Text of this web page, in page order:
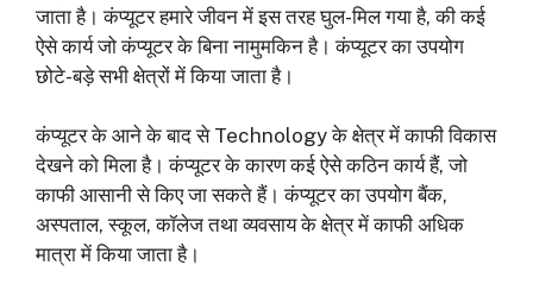
जाता है। कंप्यूटर हमारे जीवन में इस तरह घुल-मिल गया है, की कई
ऐसे कार्य जो कंप्यूटर के बिना नामुमकिन है। कंप्यूटर का उपयोग
छोटे-बड़े सभी क्षेत्रों में किया जाता है।
कंप्यूटर के आने के बाद से Technology के क्षेत्र में काफी विकास
देखने को मिला है। कंप्यूटर के कारण कई ऐसे कठिन कार्य हैं, जो
काफी आसानी से किए जा सकते हैं। कंप्यूटर का उपयोग बैंक,
अस्पताल, स्कूल, कॉलेज तथा व्यवसाय के क्षेत्र में काफी अधिक
मात्रा में किया जाता है।